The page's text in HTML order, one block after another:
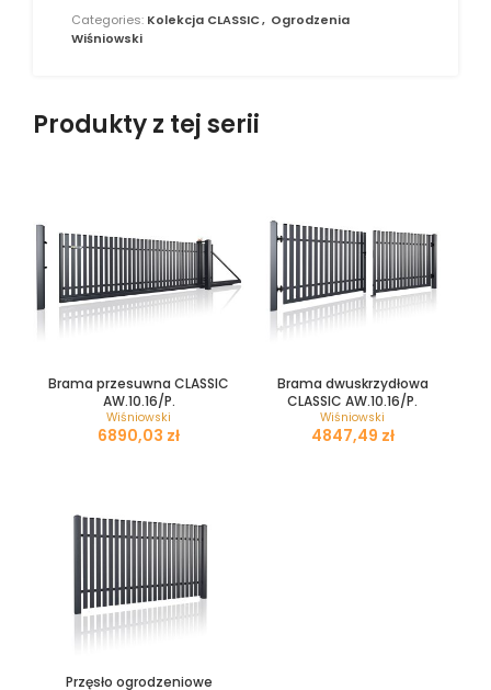
Categories: Kolekcja CLASSIC, Ogrodzenia
Wiśniowski
Produkty z tej serii
Brama przesuwna CLASSIC
AW.10.16/P.
Wiśniowski
zł
Brama dwuskrzydłowa
CLASSIC AW.10.16/P.
Wiśniowski
zł
Przęsło ogrodzeniowe